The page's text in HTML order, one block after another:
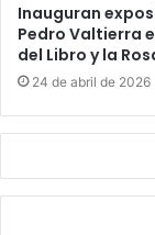
Inauguran
Pedro Valtierra
del Libro y la
24 de abril de 2026